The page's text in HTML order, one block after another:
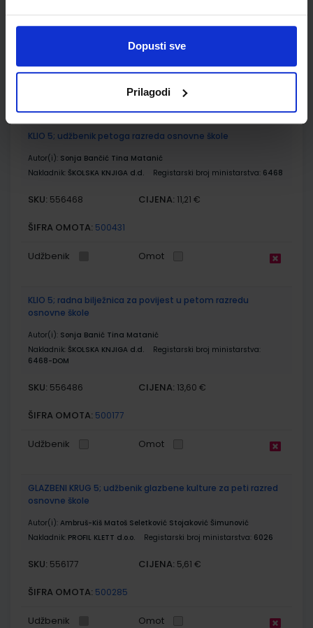
Dopusti sve
Prilagodi
ŠIFRA OMOTA:
KLIO 5; udžbenik petoga razreda osnovne škole
Autor(i): Sonja Bančić Tina Matanić
Nakladnik: ŠKOLSKA KNJIGA d.d. Registarski broj ministarstva: 6468
SKU: 556468 CIJENA: 11,21 €
ŠIFRA OMOTA: 500431
Udžbenik Omot
KLIO 5; radna bilježnica za povijest u petom razredu
osnovne škole
Autor(i): Sonja Banić Tina Matanić
Nakladnik: ŠKOLSKA KNJIGA d.d.
Registarski broj ministarstva:
6468-DOM
SKU: 556486 CIJENA: 13,60 €
ŠIFRA OMOTA: 500177
Udžbenik Omot
GLAZBENI KRUG 5; udžbenik glazbene kulture za peti razred
osnovne škole
Autor(i): Ambruš-Kiš Matoš Seletković Stojaković Šimunović
Nakladnik: PROFIL KLETT d.o.o. Registarski broj ministarstva: 6026
SKU: 556177 CIJENA: 5,61 €
ŠIFRA OMOTA: 500285
Udžbenik Omot